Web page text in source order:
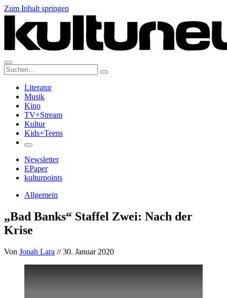
Zum Inhalt springen
Suche:
Literatur
Musik
Kino
TV+Stream
Kultur
Kids+Teens
Newsletter
EPaper
kulturpoints
Allgemein
„Bad Banks“ Staffel Zwei: Nach der
Krise
Von Jonah Lara // 30. Januar 2020